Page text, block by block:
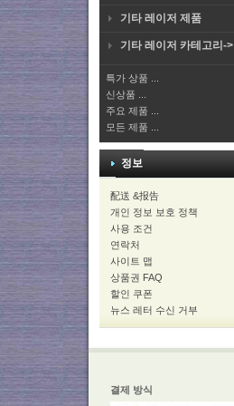
기타 레이저 제품
기타 레이저 카테고리->
특가 상품 ...
신상품 ...
주요 제품 ...
모든 제품 ...
정보
配送 &报告
개인 정보 보호 정책
사용 조건
연락처
사이트 맵
상품권 FAQ
할인 쿠폰
뉴스 레터 수신 거부
결제 방식